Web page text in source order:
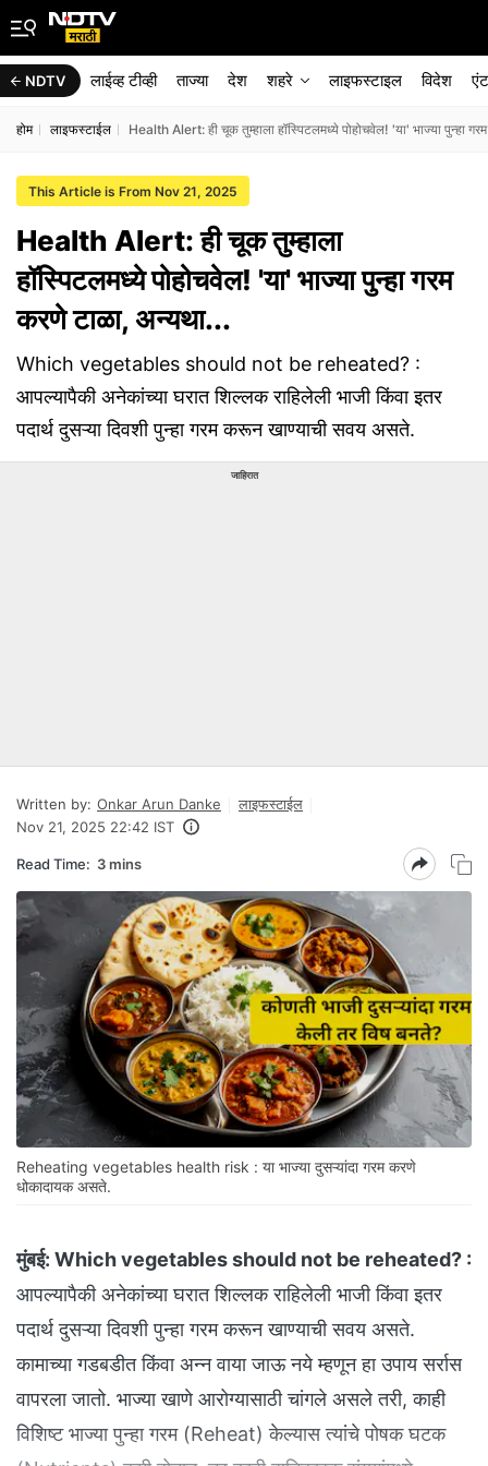
NDTV लाईव्ह टीव्ही ताज्या देश शहरे लाइफस्टाइल विदेश
होम लाइफस्टाईल Health Alert: ही चूक तुम्हाला हॉस्पिटलमध्ये पोहोचवेल! 'या' भाज्या पुन्हा
This Article is From Nov 21, 2025
Health Alert: ही चूक तुम्हाला
हॉस्पिटलमध्ये पोहोचवेल! 'या' भाज्या पुन्हा गरम
करणे टाळा, अन्यथा...
Which vegetables should not be reheated? :
आपल्यापैकी अनेकांच्या घरात शिल्लक राहिलेली भाजी किंवा इतर
पदार्थ दुसऱ्या दिवशी पुन्हा गरम करून खाण्याची सवय असते.
जाहिरात
Written by: Onkar Arun Danke
लाइफस्टाईल
Nov 21, 2025 22:42 IST
Read Time: 3 mins
Reheating vegetables health risk : या भाज्या दुसऱ्यांदा गरम करणे
धोकादायक असते.
मुंबई: Which vegetables should not be reheated? :
आपल्यापैकी अनेकांच्या घरात शिल्लक राहिलेली भाजी किंवा इतर
पदार्थ दुसऱ्या दिवशी पुन्हा गरम करून खाण्याची सवय असते.
कामाच्या गडबडीत किंवा अन्न वाया जाऊ नये म्हणून हा उपाय सर्रास
वापरला जातो. भाज्या खाणे आरोग्यासाठी चांगले असले तरी, काही
विशिष्ट भाज्या पुन्हा गरम (Reheat) केल्यास त्यांचे पोषक घटक